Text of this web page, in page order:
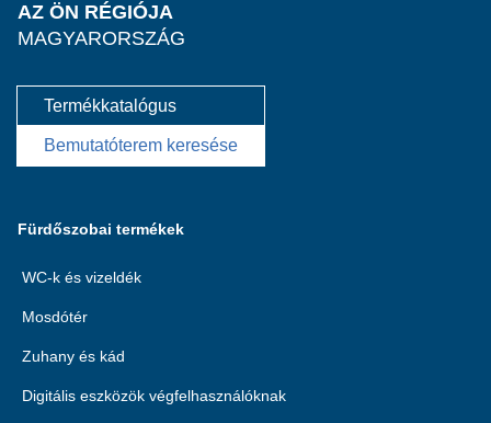
AZ ÖN RÉGIÓJA
MAGYARORSZÁG
Termékkatalógus
Bemutatóterem keresése
Fürdőszobai termékek
WC-k és vizeldék
Mosdótér
Zuhany és kád
Digitális eszközök végfelhasználóknak